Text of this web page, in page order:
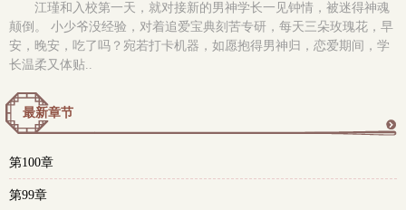
江瑾和入校第一天，就对接新的男神学长一见钟情，被迷得神魂
颠倒。 小少爷没经验，对着追爱宝典刻苦专研，每天三朵玫瑰花，早
安，晚安，吃了吗？宛若打卡机器，如愿抱得男神归，恋爱期间，学
长温柔又体贴..
最新章节
第100章
第99章